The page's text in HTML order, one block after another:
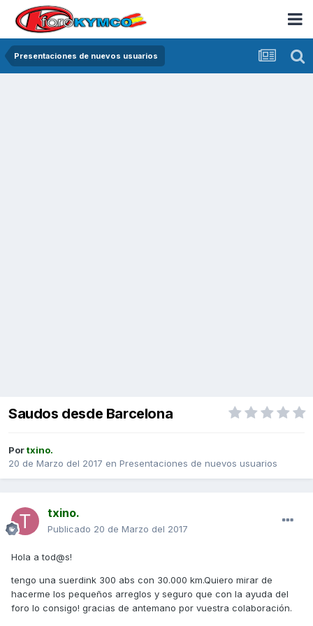
Presentaciones de nuevos usuarios
Saudos desde Barcelona
Portxino.
20 de Marzo del 2017 en Presentaciones de nuevos usuarios
txino.
Publicado 20 de Marzo del 2017
Hola a tod@s!
tengo una suerdink 300 abs con 30.000 km.Quiero mirar de
hacerme los pequeños arreglos y seguro que con la ayuda del
foro lo consigo! gracias de antemano por vuestra colaboración.